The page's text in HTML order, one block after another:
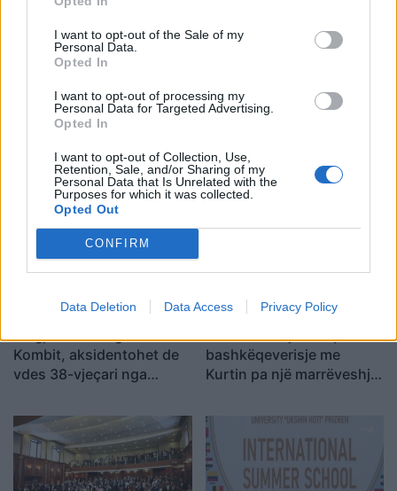
I want to opt-out of the Sale of my
Personal Data.
Opted In
I want to opt-out of processing my
Personal Data for Targeted Advertising.
Opted In
I want to opt-out of Collection, Use,
Retention, Sale, and/or Sharing of my
Personal Data that Is Unrelated with the
Purposes for which it was collected.
Opted Out
CONFIRM
Data Deletion Data Access Privacy Policy
Aksident fatal në
Gjermani, humbin jetën
tre anëtarë të një familjeje
nga Ferizaji që po
ktheheshin nga Kosova
pritjet më të gjata në pikat
kufitare
Tragjedi në Rrugën e
Kombit, aksidentohet de
vdes 38-vjeçari nga
Sinani: LDK-ja nuk pranon
bashkëqeverisje me
Kurtin pa një marrëveshje